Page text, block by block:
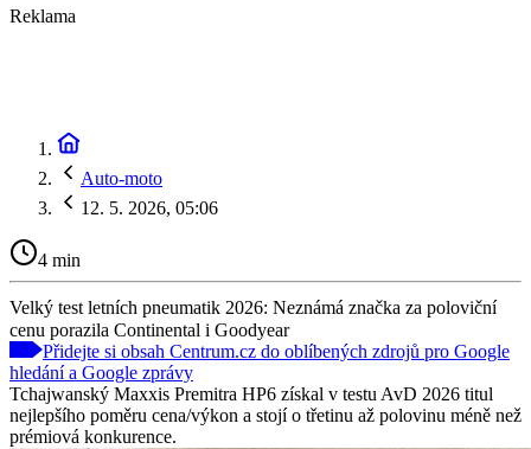
Reklama
Auto-moto
12. 5. 2026, 05:06
4 min
Velký test letních pneumatik 2026: Neznámá značka za poloviční
cenu porazila Continental i Goodyear
Přidejte si obsah Centrum.cz do oblíbených zdrojů pro Google
hledání a Google zprávy
Tchajwanský Maxxis Premitra HP6 získal v testu AvD 2026 titul
nejlepšího poměru cena/výkon a stojí o třetinu až polovinu méně než
prémiová konkurence.